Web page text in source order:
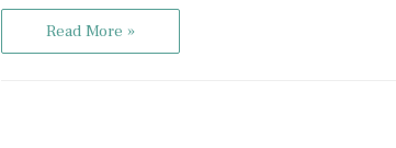
Read More »